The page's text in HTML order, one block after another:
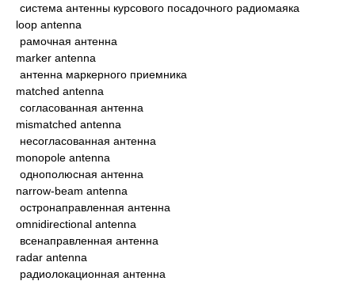
система антенны курсового посадочного радиомаяка
loop antenna
рамочная антенна
marker antenna
антенна маркерного приемника
matched antenna
согласованная антенна
mismatched antenna
несогласованная антенна
monopole antenna
однополюсная антенна
narrow-beam antenna
остронаправленная антенна
omnidirectional antenna
всенаправленная антенна
radar antenna
радиолокационная антенна